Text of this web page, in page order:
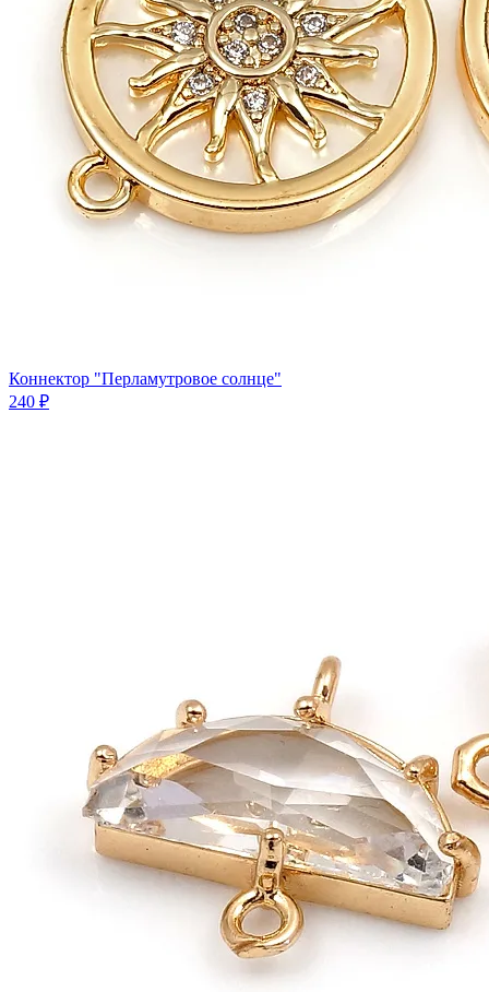
Коннектор "Перламутровое солнце"
240 ₽